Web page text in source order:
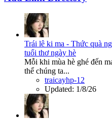
Trái lê ki ma - Thức quà
tuổi thơ ngày hè
Mỗi khi mùa hè ghé đến
thể chúng ta...
traicayhp-12
Updated: 1/8/26